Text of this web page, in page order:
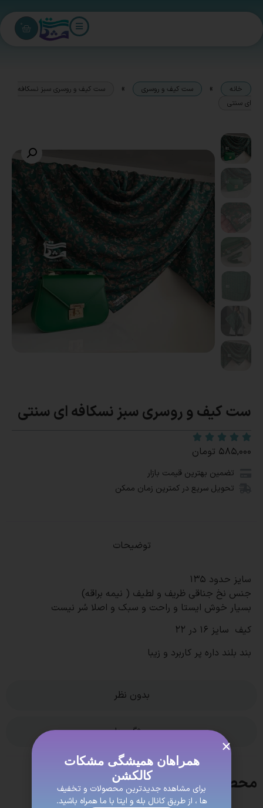
0
خانه » ست کیف و روسری »
ست کیف و روسری سبز نسکافه
ای سنتی
ست کیف و روسری سبز نسکافه ای سنتی
۵۸۵,۰۰۰ تومان
تضمین بهترین قیمت بازار
تحویل سریع در کمترین زمان ممکن
توضیحات
بدون نظر
ویژگی ها
سایز حدود 135
جنس نخ جناقی ظریف و لطیف ( نیمه براقه)
بسیار خوش ایستا و راحت و سبک و اصلا سُر نیست
کیف سایز 16 در 22
بند بلند داره پر کاربرد و زیبا
محصولات مشابه
همراهان همیشگی مشکات
کالکشن
برای مشاهده جدیدترین محصولات و تخفیف
ها ، از طریق کانال بله و ایتا با ما همراه باشید.